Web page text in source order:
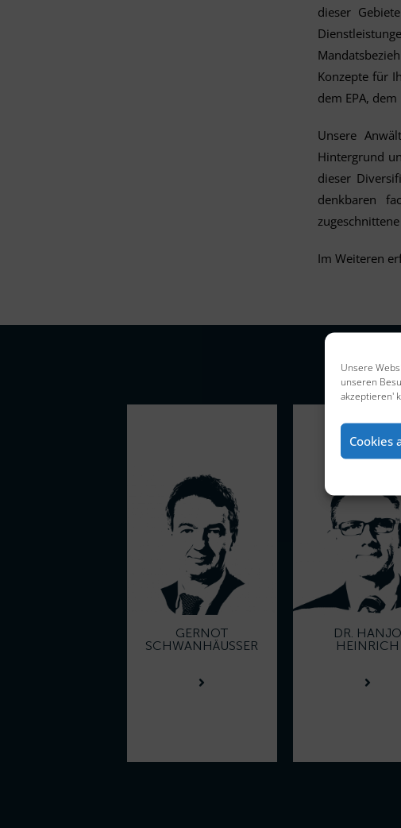
Unsere
unseren
akzeptieren'
Cookies
dieser
Konzepte für
dem EPA,
Unsere
Hintergrund
dieser
denkbaren
Im Weiteren
GERNOT
SCHWANHÄUSSER
DR. HANJO
HEINRICH